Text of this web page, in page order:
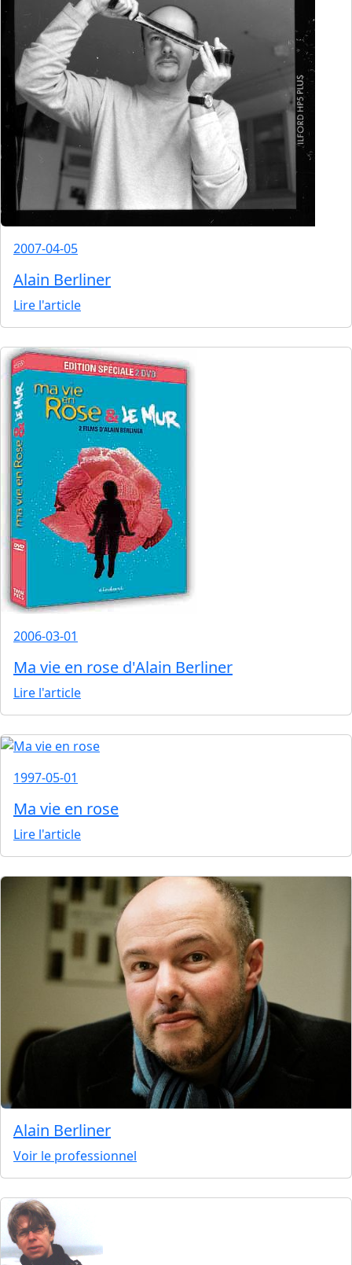
2007-04-05
Alain Berliner
Lire l'article
2006-03-01
Ma vie en rose d'Alain Berliner
Lire l'article
1997-05-01
Ma vie en rose
Lire l'article
Alain Berliner
Voir le professionnel